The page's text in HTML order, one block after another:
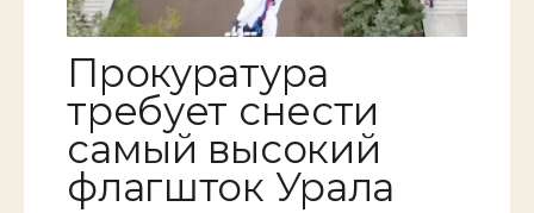
Прокуратура
требует снести
самый высокий
флагшток Урала